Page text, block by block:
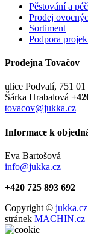
Pěstování a
Prodej
Sortiment
Podpora
Prodejna Tovačov
ulice Podvalí, 751 01
Šárka Hrabalová
tovacov@jukka.cz
Informace k
Eva Bartošová
info@jukka.cz
+420 725 893 692
Copyright © jukka.cz
stránek MACHIN.cz